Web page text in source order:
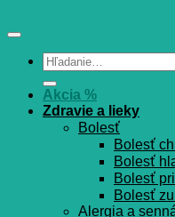
Hľadať:
Akcia %
Zdravie a lieky
Bolesť
Bolesť
Bolesť
Bolesť
Bolesť
Alergia a